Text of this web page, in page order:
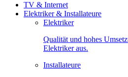
TV & Internet
Elektriker & Installateure
Elektriker
Qualität und hohes
Elektriker aus.
Installateure